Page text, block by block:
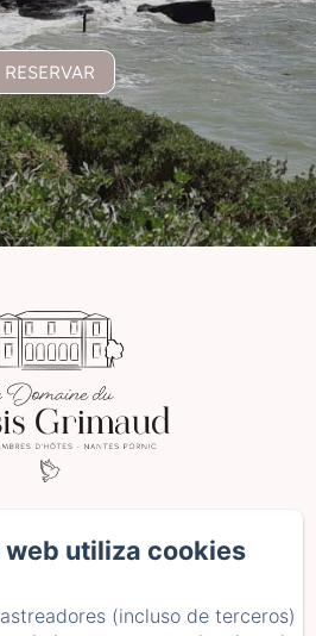
RESERVAR
0662106230
Inicio
utiliza cookies
(incluso de terceros)